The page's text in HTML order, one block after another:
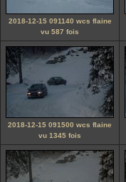
2018-12-15 091140 wcs flaine
vu 587 fois
2018-12-15 091500 wcs flaine
vu 1345 fois